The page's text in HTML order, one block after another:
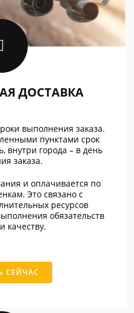
ДОСТАВКА
выполнения заказа.
пунктами срок
внутри города – в день
заказа.
и оплачивается по
Это связано с
ресурсов
обязательств
качеству.
СЕЙЧАС